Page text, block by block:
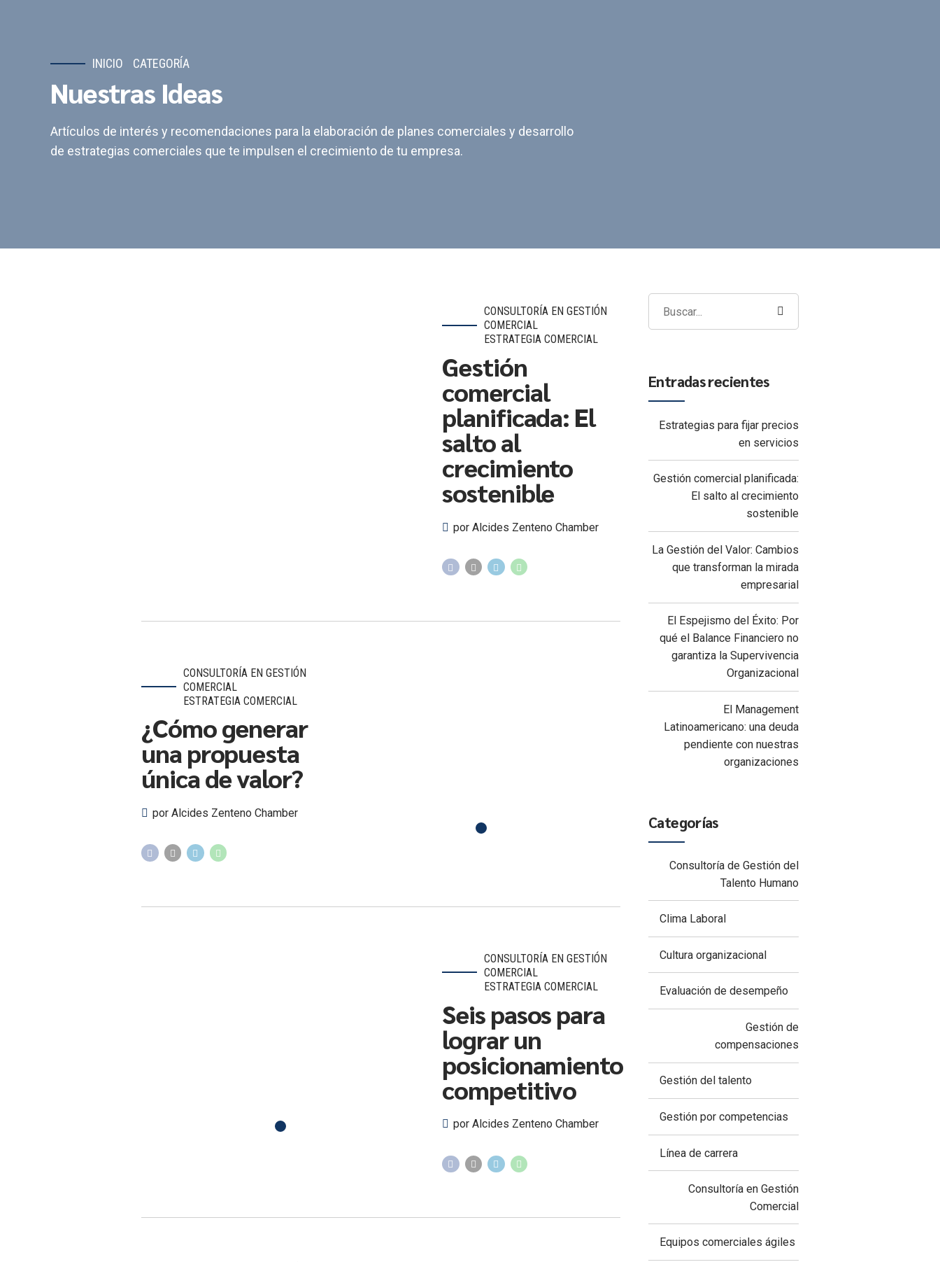
INICIO CATEGORÍA
Nuestras Ideas
Artículos de interés y recomendaciones para la elaboración de planes comerciales y desarrollo
de estrategias comerciales que te impulsen el crecimiento de tu empresa.
CONSULTORÍA EN GESTIÓN
COMERCIAL
ESTRATEGIA COMERCIAL
Gestión
comercial
planificada: El
salto al
crecimiento
sostenible
por Alcides Zenteno Chamber
CONSULTORÍA EN GESTIÓN
COMERCIAL
ESTRATEGIA COMERCIAL
¿Cómo generar
una propuesta
única de valor?
por Alcides Zenteno Chamber
CONSULTORÍA EN GESTIÓN
COMERCIAL
ESTRATEGIA COMERCIAL
Seis pasos para
lograr un
posicionamiento
competitivo
por Alcides Zenteno Chamber
Entradas recientes
Estrategias para fijar precios
en servicios
Gestión comercial planificada:
El salto al crecimiento
sostenible
La Gestión del Valor: Cambios
que transforman la mirada
empresarial
El Espejismo del Éxito: Por
qué el Balance Financiero no
garantiza la Supervivencia
Organizacional
El Management
Latinoamericano: una deuda
pendiente con nuestras
organizaciones
Categorías
Consultoría de Gestión del
Talento Humano
Clima Laboral
Cultura organizacional
Evaluación de desempeño
Gestión de
compensaciones
Gestión del talento
Gestión por competencias
Línea de carrera
Consultoría en Gestión
Comercial
Equipos comerciales ágiles